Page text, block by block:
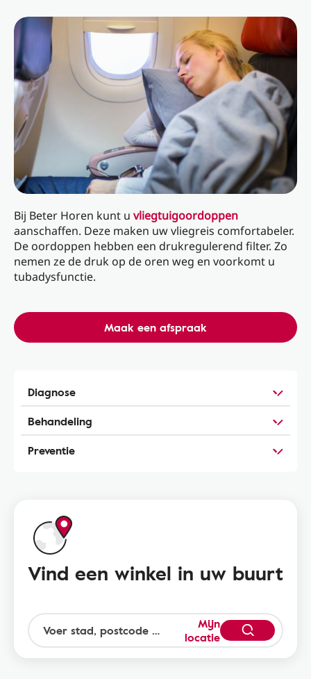
Bij Beter Horen kunt u vliegtuigoordoppen
aanschaffen. Deze maken uw vliegreis comfortabeler.
De oordoppen hebben een drukregulerend filter. Zo
nemen ze de druk op de oren weg en voorkomt u
tubadysfunctie.
Maak een afspraak
Diagnose
Behandeling
Preventie
Vind een winkel in uw buurt
Mijn
locatie